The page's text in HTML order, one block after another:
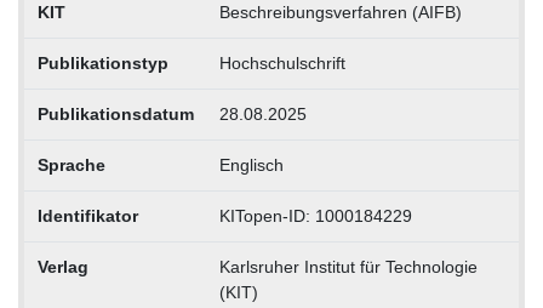
KIT
Beschreibungsverfahren (AIFB)
Publikationstyp Hochschulschrift
Publikationsdatum 28.08.2025
Sprache Englisch
Identifikator KITopen-ID: 1000184229
Verlag
Karlsruher Institut für Technologie
(KIT)